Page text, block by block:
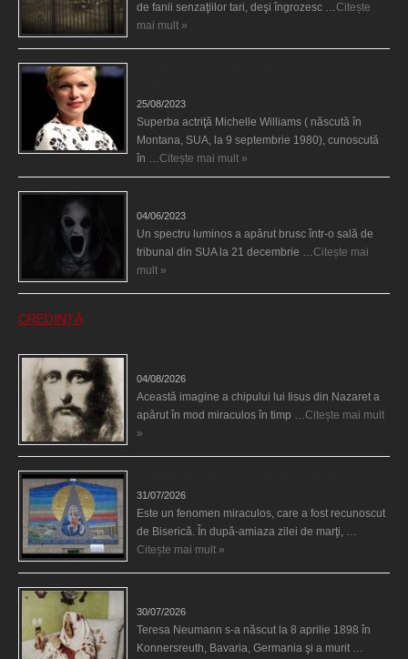
de fanii senzaţiilor tari, deşi îngrozesc …Citește
mai mult »
25/08/2023
Superba actriţă Michelle Williams ( născută în
Montana, SUA, la 9 septembrie 1980), cunoscută
în …Citește mai mult »
04/06/2023
Un spectru luminos a apărut brusc într-o sală de
tribunal din SUA la 21 decembrie …Citește mai
mult »
CREDINȚĂ
04/08/2026
Această imagine a chipului lui Iisus din Nazaret a
apărut în mod miraculos în timp …Citește mai mult
»
31/07/2026
Este un fenomen miraculos, care a fost recunoscut
de Biserică. În după-amiaza zilei de marţi, …
Citește mai mult »
30/07/2026
Teresa Neumann s-a născut la 8 aprilie 1898 în
Konnersreuth, Bavaria, Germania şi a murit …